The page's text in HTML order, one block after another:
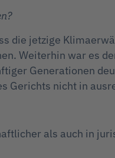
die jetzige
Weiterhin war es
Generationen
Gerichts nicht in
als auch in